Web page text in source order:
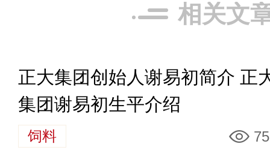
相关文
正大集团创始人谢易初简介 正
集团谢易初生平介绍
饲料